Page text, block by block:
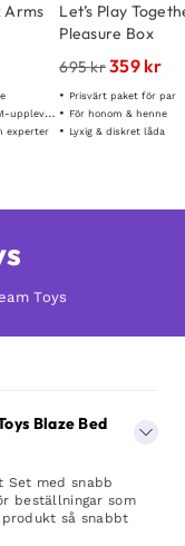
Arms
experter
Let’s Play
Pleasure Box
695kr359 kr
Prisvärt paket för par
För honom & henne
Lyxig & diskret låda
Toys
Blaze Bed
Set med snabb
beställningar som
så snabbt